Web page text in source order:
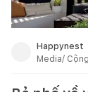
Happynest
Media/